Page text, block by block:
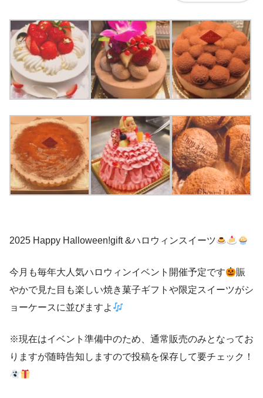
2025 Happy Halloween!gift &ハロウィンスイーツ
今月も毎年大人気ハロウィンイベント開催予定です
賑
やかで見た目も楽しい焼き菓子ギフトや限定スイーツがシ
ョーケースに並びますよ
※現在はイベント準備中のため、通常販売のみとなってお
りますが随時告知しますので投稿を保存して要チェック！